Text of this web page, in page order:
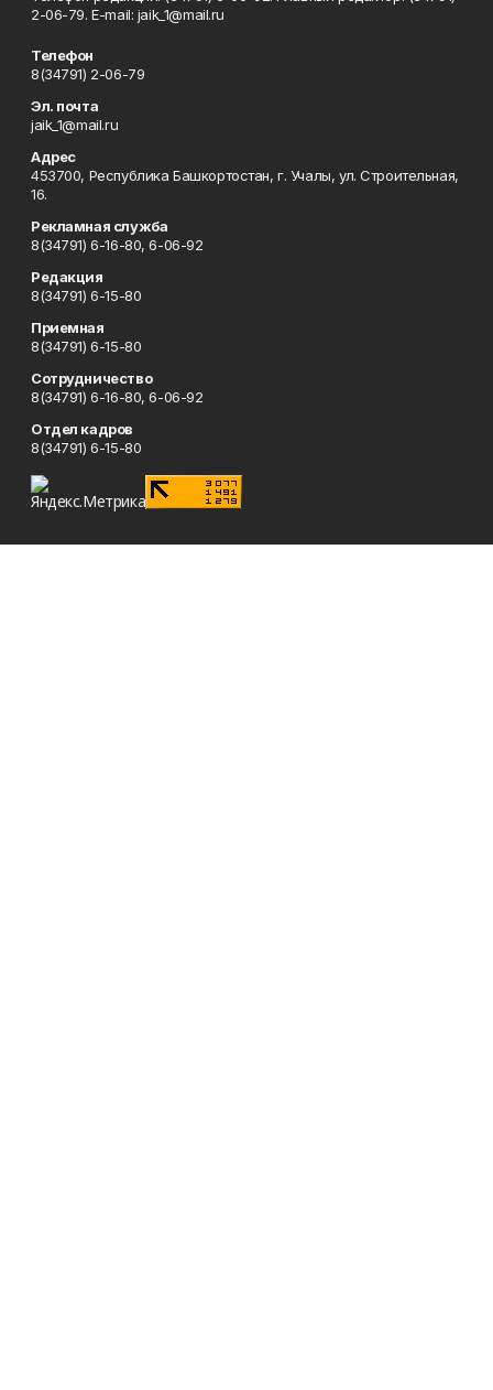
2-06-79. Е-mаil: jaik_1@mail.ru
Телефон
8(34791) 2-06-79
Эл. почта
jaik_1@mail.ru
Адрес
453700, Республика Башкортостан, г. Учалы, ул. Строительная,
16.
Рекламная служба
8(34791) 6-16-80, 6-06-92
Редакция
8(34791) 6-15-80
Приемная
8(34791) 6-15-80
Сотрудничество
8(34791) 6-16-80, 6-06-92
Отдел кадров
8(34791) 6-15-80